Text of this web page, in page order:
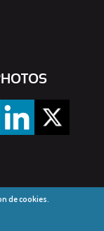
de cookies.